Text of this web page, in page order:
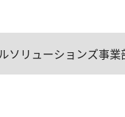
リューションズ事業